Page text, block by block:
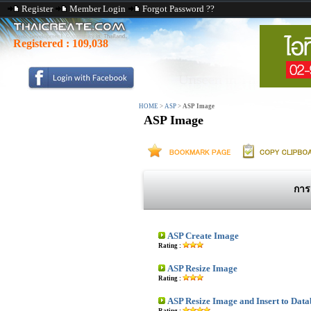
Register Member Login Forgot Password ??
Registered : 109,038
HOME > ASP > ASP Image
ASP Image
กา
ASP Create Image
Rating :
ASP Resize Image
Rating :
ASP Resize Image and Insert to